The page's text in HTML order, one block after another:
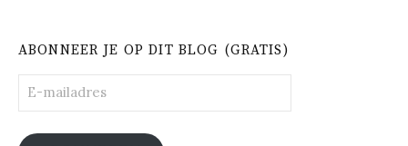
ABONNEER JE OP DIT BLOG (GRATIS)
mailadres